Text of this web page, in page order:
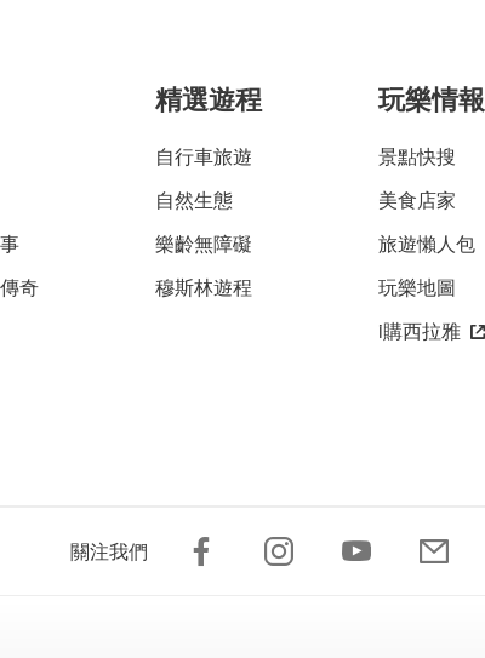
奇
精選遊程
自行車旅遊
自然生態
樂齡無障礙
穆斯林遊程
玩樂情報
景點快搜
美食店家
旅遊懶人包
玩樂地圖
i購西拉雅
關注我們